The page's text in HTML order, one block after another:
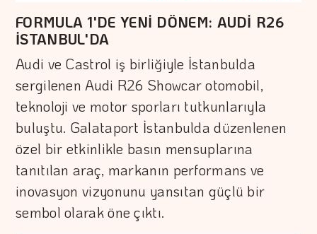
FORMULA 1'DE YENİ DÖNEM: AUDİ R26
İSTANBUL'DA
Audi ve Castrol iş birliğiyle İstanbulda
sergilenen Audi R26 Showcar otomobil,
teknoloji ve motor sporları tutkunlarıyla
buluştu. Galataport İstanbulda düzenlenen
özel bir etkinlikle basın mensuplarına
tanıtılan araç, markanın performans ve
inovasyon vizyonunu yansıtan güçlü bir
sembol olarak öne çıktı.